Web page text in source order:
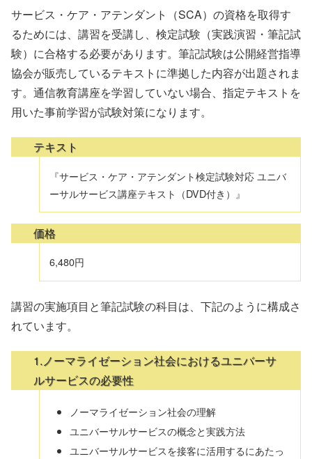
サービス・ケア・アテンダント（SCA）の資格を取得す
るためには、講習を受講し、検定試験（実践演習・筆記試
験）に合格する必要があります。筆記試験は公開経営指導
協会が販売しているテキストに準拠した内容が出題されま
す。通信教育講座を学習していない場合、指定テキストを
用いた事前学習が試験対策になります。
テキスト
『サービス・ケア・アテンダント検定試験対応 ユニバ
ーサルサービス講座テキスト（DVD付き）』
価格
6,480円
講習の実施項目と筆記試験の科目は、下記のように構成さ
れています。
1.ノーマライゼーション社会におけるユニバーサ
ルサービスの必要性
ノーマライゼーション社会の理解
ユニバーサルサービスの概念と実践方法
ユニバーサルサービスを接客に活用するにあたっ